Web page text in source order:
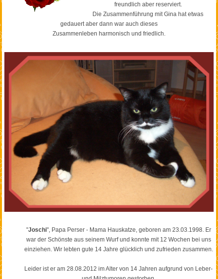
freundlich aber reserviert.
Die Zusammenführung mit Gina hat etwas
gedauert aber dann war auch dieses
Zusammenleben harmonisch und friedlich.
"Joschi", Papa Perser - Mama Hauskatze, geboren am 23.03.1998. Er
war der Schönste aus seinem Wurf und konnte mit 12 Wochen bei uns
einziehen. Wir lebten gute 14 Jahre glücklich und zufrieden zusammen.
Leider ist er am 28.08.2012 im Alter von 14 Jahren aufgrund von Leber-